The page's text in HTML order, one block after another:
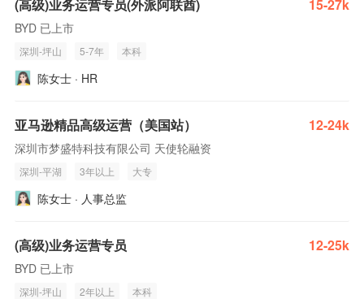
(高级)业务运营专员(外派阿联酋) 15-27k
BYD 已上市
深圳-坪山 5-7年 本科
陈女士 · HR
亚马逊精品高级运营（美国站） 12-24k
深圳市梦盛特科技有限公司 天使轮融资
深圳-平湖 3年以上 大专
陈女士 · 人事总监
(高级)业务运营专员 12-25k
BYD 已上市
深圳-坪山 2年以上 本科